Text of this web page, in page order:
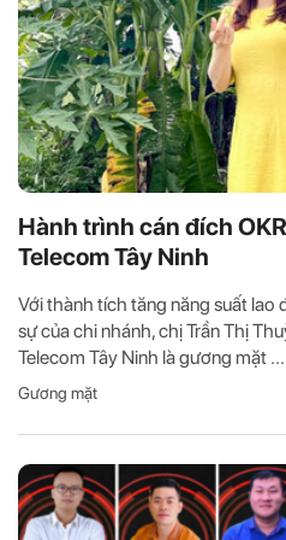
Hành trình cán đích
Telecom Tây Ninh
Với thành tích tăng năng suất lao
sự của chi nhánh, chị Trần Thị
Telecom Tây Ninh là gương mặt ...
Gương mặt